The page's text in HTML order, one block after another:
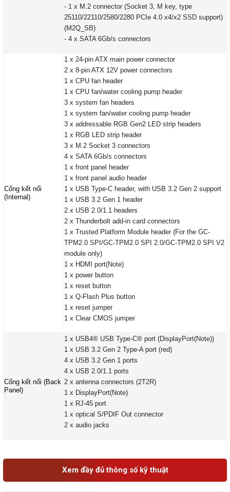
- 1 x M.2 connector (Socket 3, M key, type
25110/22110/2580/2280 PCIe 4.0 x4/x2 SSD support)
(M2Q_SB)
- 4 x SATA 6Gb/s connectors
Cổng kết nối
(Internal)
1 x 24-pin ATX main power connector
2 x 8-pin ATX 12V power connectors
1 x CPU fan header
1 x CPU fan/water cooling pump header
3 x system fan headers
1 x system fan/water cooling pump header
3 x addressable RGB Gen2 LED strip headers
1 x RGB LED strip header
3 x M.2 Socket 3 connectors
4 x SATA 6Gb/s connectors
1 x front panel header
1 x front panel audio header
1 x USB Type-C header, with USB 3.2 Gen 2 support
1 x USB 3.2 Gen 1 header
2 x USB 2.0/1.1 headers
2 x Thunderbolt add-in card connectors
1 x Trusted Platform Module header (For the GC-
TPM2.0 SPI/GC-TPM2.0 SPI 2.0/GC-TPM2.0 SPI V2
module only)
1 x HDMI port(Note)
1 x power button
1 x reset button
1 x Q-Flash Plus button
1 x reset jumper
1 x Clear CMOS jumper
Cổng kết nối (Back
Panel)
1 x USB4® USB Type-C® port (DisplayPort(Note))
1 x USB 3.2 Gen 2 Type-A port (red)
4 x USB 3.2 Gen 1 ports
4 x USB 2.0/1.1 ports
2 x antenna connectors (2T2R)
1 x DisplayPort(Note)
1 x RJ-45 port
1 x optical S/PDIF Out connector
2 x audio jacks
Xem đầy đủ thông số kỹ thuật